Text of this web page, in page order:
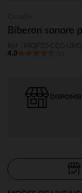
Biberon sonore
4.0